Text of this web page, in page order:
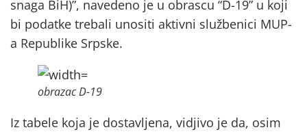
snaga BiH)”, navedeno je u obrascu “D-19” u koji
bi podatke trebali unositi aktivni službenici MUP-
a Republike Srpske.
obrazac D-19
Iz tabele koja je dostavljena, vidjivo je da, osim